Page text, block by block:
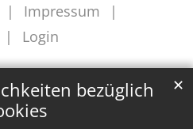
bezüglich
✕
Impressum
Login